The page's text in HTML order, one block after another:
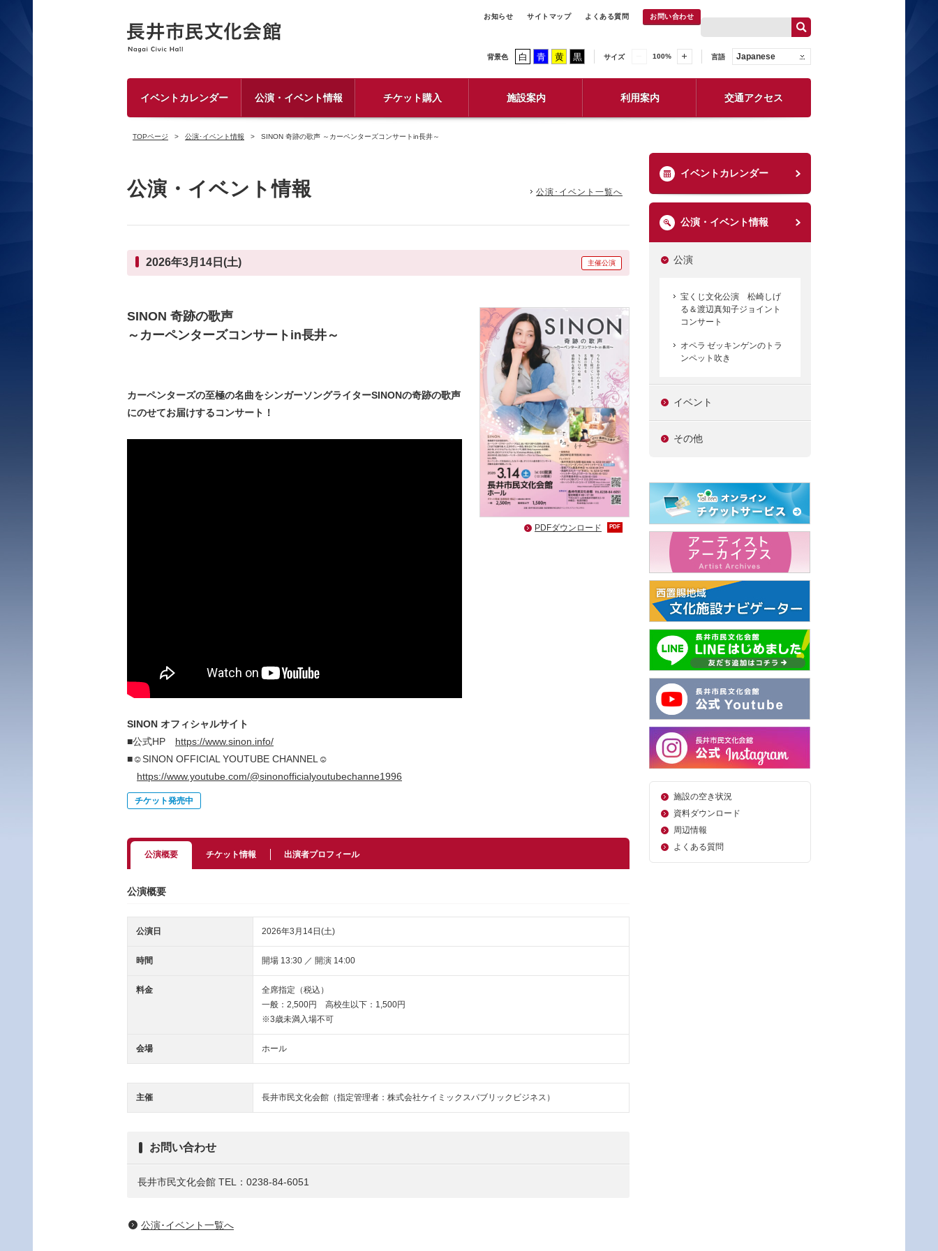
お知らせ サイトマップ よくある質問 お問い合わせ
背景色 白 青 黄 黒 サイズ 100% 言語 Japanese
イベントカレンダー 公演・イベント情報 チケット購入 施設案内 利用案内 交通アクセス
TOPページ 公演･イベント情報 SINON 奇跡の歌声 ～カーペンターズコンサートin長井～
公演・イベント情報 公演･イベント一覧へ
2026年3月14日(土) 主催公演
SINON 奇跡の歌声
～カーペンターズコンサートin長井～
カーペンターズの至極の名曲をシンガーソングライターSINONの奇跡の歌声
にのせてお届けするコンサート！
SINON オフィシャルサイト
■公式HP https://www.sinon.info/
■☺︎SINON OFFICIAL YOUTUBE CHANNEL☺︎
https://www.youtube.com/@sinonofficialyoutubechanne1996
チケット発売中
PDFダウンロード PDF
公演概要 チケット情報 出演者プロフィール
公演概要
公演日 2026年3月14日(土)
時間 開場 13:30 ／ 開演 14:00
料金
全席指定（税込）
一般：2,500円 高校生以下：1,500円
※3歳未満入場不可
会場 ホール
主催 長井市民文化会館（指定管理者：株式会社ケイミックスパブリックビジネス）
お問い合わせ
長井市民文化会館 TEL：0238-84-6051
公演･イベント一覧へ
イベントカレンダー
公演・イベント情報
公演
宝くじ文化公演 松崎しげ
る＆渡辺真知子ジョイント
コンサート
オペラ ゼッキンゲンのトラ
ンペット吹き
イベント
その他
施設の空き状況
資料ダウンロード
周辺情報
よくある質問